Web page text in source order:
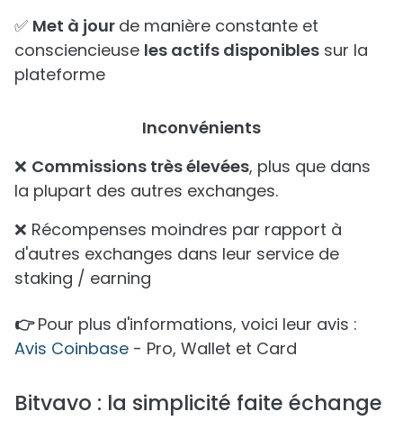
✅ Met à jour de manière constante et
consciencieuse les actifs disponibles sur la
plateforme
Inconvénients
❌ Commissions très élevées, plus que dans
la plupart des autres exchanges.
❌ Récompenses moindres par rapport à
d'autres exchanges dans leur service de
staking / earning
👉Pour plus d'informations, voici leur avis :
Avis Coinbase - Pro, Wallet et Card
Bitvavo : la simplicité faite échange